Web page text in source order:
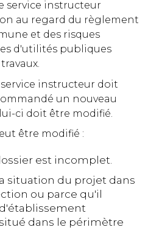
service instructeur
au regard du règlement
et des risques
d'utilités publiques
instructeur doit
un nouveau
ci doit être modifié.
être modifié :
est incomplet.
situation du projet dans
ou parce qu'il
dans le périmètre